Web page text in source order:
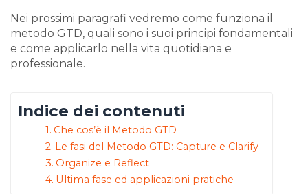
Nei prossimi paragrafi vedremo come funziona il
metodo GTD, quali sono i suoi principi fondamentali
e come applicarlo nella vita quotidiana e
professionale.
Indice dei contenuti
Che cos’è il Metodo GTD
Le fasi del Metodo GTD: Capture e Clarify
Organize e Reflect
Ultima fase ed applicazioni pratiche